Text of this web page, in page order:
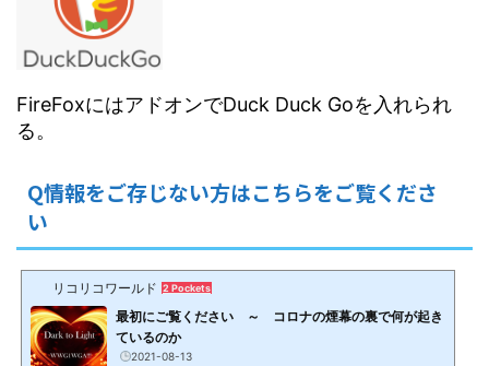
FireFoxにはアドオンでDuck Duck Goを入れられ
る。
Q情報をご存じない方はこちらをご覧くださ
い
リコリコワールド 2 Pockets
最初にご覧ください ～ コロナの煙幕の裏で何が起き
ているのか
2021-08-13